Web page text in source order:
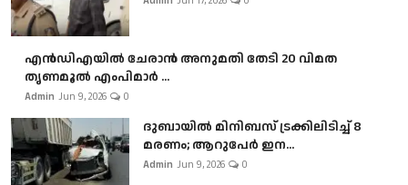
എൻഡിഎയിൽ ചേരാൻ അനുമതി തേടി 20 വിമത
തൃണമൂൽ എംപിമാർ ...
Admin Jun 9, 2026 0
ദുബായിൽ മിനിബസ്​ ട്രക്കിലിടിച്ച് 8
മരണം; ആറുപേർ ഇന...
Admin Jun 9, 2026 0